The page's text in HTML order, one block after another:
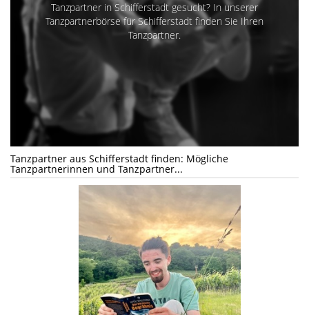
Tanzpartner in Schifferstadt gesucht? In unserer
Tanzpartnerbörse für Schifferstadt finden Sie Ihren
Tanzpartner.
Tanzpartner aus Schifferstadt finden: Mögliche
Tanzpartnerinnen und Tanzpartner...